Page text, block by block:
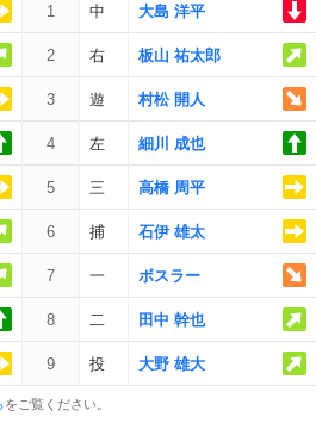
1 中 大島 洋平
2 右 板山 祐太郎
3 遊 村松 開人
4 左 細川 成也
5 三 高橋 周平
6 捕 石伊 雄太
7 一 ボスラー
8 二 田中 幹也
9 投 大野 雄大
をご覧ください。